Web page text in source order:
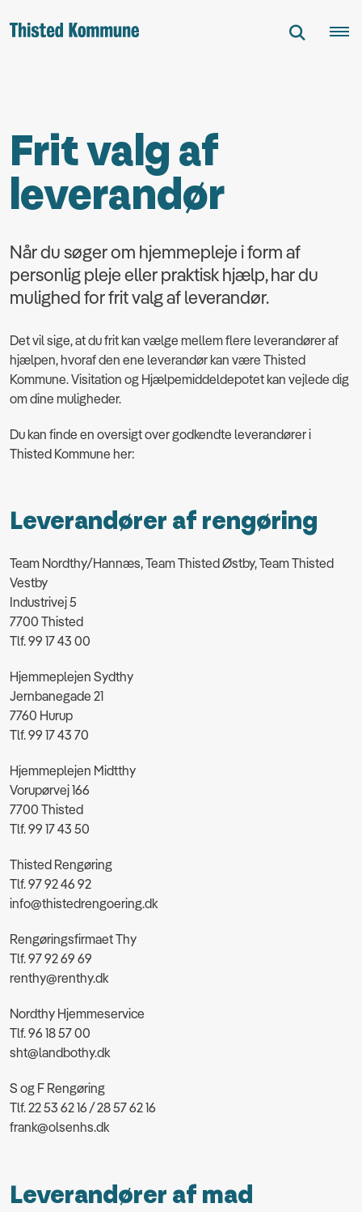
Frit valg af
leverandør
Når du søger om hjemmepleje i form af
personlig pleje eller praktisk hjælp, har du
mulighed for frit valg af leverandør.
Det vil sige, at du frit kan vælge mellem flere leverandører af
hjælpen, hvoraf den ene leverandør kan være Thisted
Kommune. Visitation og Hjælpemiddeldepotet kan vejlede dig
om dine muligheder.
Du kan finde en oversigt over godkendte leverandører i
Thisted Kommune her:
Leverandører af rengøring
Team Nordthy/Hannæs, Team Thisted Østby, Team Thisted
Vestby
Industrivej 5
7700 Thisted
Tlf. 99 17 43 00
Hjemmeplejen Sydthy
Jernbanegade 21
7760 Hurup
Tlf. 99 17 43 70
Hjemmeplejen Midtthy
Vorupørvej 166
7700 Thisted
Tlf. 99 17 43 50
Thisted Rengøring
Tlf. 97 92 46 92
info@thistedrengoering.dk
Rengøringsfirmaet Thy
Tlf. 97 92 69 69
renthy@renthy.dk
Nordthy Hjemmeservice
Tlf. 96 18 57 00
sht@landbothy.dk
S og F Rengøring
Tlf. 22 53 62 16 / 28 57 62 16
frank@olsenhs.dk
Leverandører af mad